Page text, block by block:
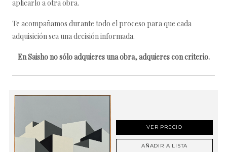
aplicarlo a otra obra.
Te acompañamos durante todo el proceso para que cada
adquisición sea una decisión informada.
En Saisho no sólo adquieres una obra, adquieres con criterio.
VER PRECIO
AÑADIR A LISTA